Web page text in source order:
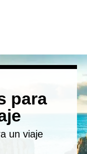
para
un viaje